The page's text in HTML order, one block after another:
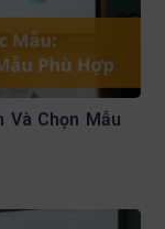
Và Chọn Mẫu